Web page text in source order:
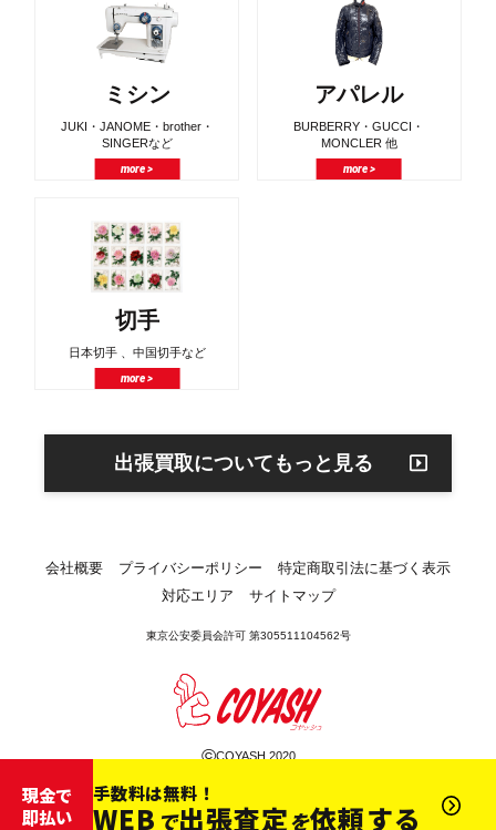
ミシン
JUKI・JANOME・brother・
SINGERなど
more >
アパレル
BURBERRY・GUCCI・
MONCLER 他
more >
切手
日本切手 、中国切手など
more >
出張買取についてもっと見る
会社概要 プライバシーポリシー
特定商取引法に基づく表示
対応エリア
サイトマップ
東京公安委員会許可 第305511104562号
©COYASH 2020
現金で
即払い
手数料は無料！
WEB で出張査定を依頼する